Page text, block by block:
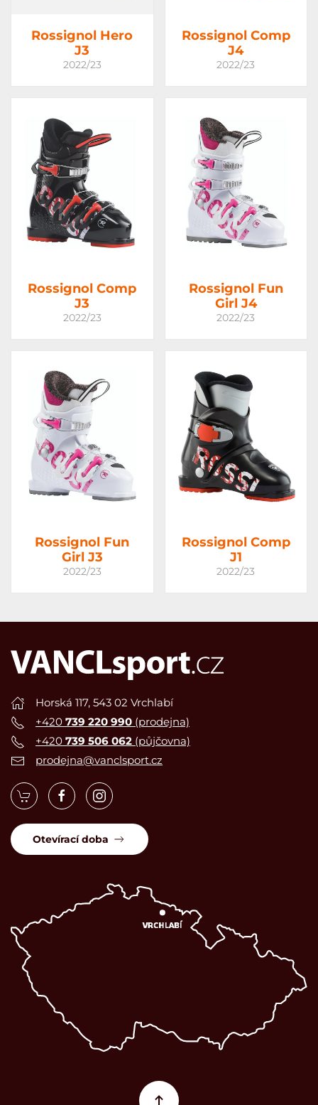
Rossignol Hero
J3
2022/23
Rossignol Comp
J4
2022/23
Rossignol Comp
J3
2022/23
Rossignol Fun
Girl J4
2022/23
Rossignol Fun
Girl J3
2022/23
Rossignol Comp
J1
2022/23
Horská 117, 543 02 Vrchlabí
+420 739 220 990 (prodejna)
+420 739 506 062 (půjčovna)
prodejna@vanclsport.cz
Otevírací doba